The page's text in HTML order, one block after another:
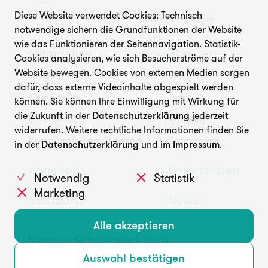
Unterstützen
FAQ Presse Jobs Login
FAQ Presse Jobs Login
Mitmachen
Tandem
Community
Ehrenamt
Koordination am Standort
Standorte
Über uns
Story
Team
Wirkung
Programme
Diese Website verwendet Cookies: Technisch
notwendige sichern die Grundfunktionen der Website
wie das Funktionieren der Seitennavigation. Statistik-
Cookies analysieren, wie sich Besucherströme auf der
Website bewegen. Cookies von externen Medien sorgen
dafür, dass externe Videoinhalte abgespielt werden
können. Sie können Ihre Einwilligung mit Wirkung für
die Zukunft in der Datenschutzerklärung jederzeit
widerrufen. Weitere rechtliche Informationen finden Sie
in der Datenschutzerklärung und im Impressum.
Notwendig
Statistik
Marketing
Alle akzeptieren
Auswahl bestätigen